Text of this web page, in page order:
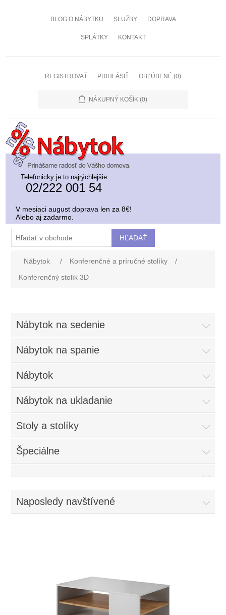
BLOG O NÁBYTKU SLUŽBY DOPRAVA
SPLÁTKY KONTAKT
REGISTROVAŤ PRIHLÁSIŤ OBĽÚBENÉ (0)
NÁKUPNÝ KOŠÍK (0)
Telefonicky je to najrýchlejšie
02/222 001 54
V mesiaci august doprava len za 8€!
Alebo aj zadarmo.
Nábytok / Konferenčné a príručné stolíky
/
Konferenčný stolík 3D
Nábytok na sedenie
Nábytok na spanie
Nábytok
Nábytok na ukladanie
Stoly a stolíky
Špeciálne
Naposledy navštívené